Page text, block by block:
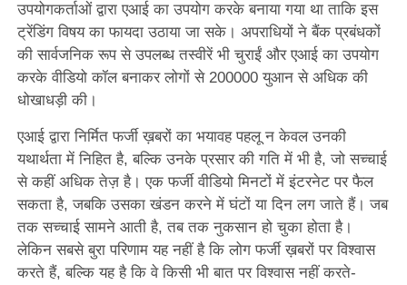
उपयोगकर्ताओं द्वारा एआई का उपयोग करके बनाया गया था ताकि इस
ट्रेंडिंग विषय का फायदा उठाया जा सके। अपराधियों ने बैंक प्रबंधकों
की सार्वजनिक रूप से उपलब्ध तस्वीरें भी चुराईं और एआई का उपयोग
करके वीडियो कॉल बनाकर लोगों से 200000 युआन से अधिक की
धोखाधड़ी की।
एआई द्वारा निर्मित फर्जी ख़बरों का भयावह पहलू न केवल उनकी
यथार्थता में निहित है, बल्कि उनके प्रसार की गति में भी है, जो सच्चाई
से कहीं अधिक तेज़ है। एक फर्जी वीडियो मिनटों में इंटरनेट पर फैल
सकता है, जबकि उसका खंडन करने में घंटों या दिन लग जाते हैं। जब
तक सच्चाई सामने आती है, तब तक नुकसान हो चुका होता है।
लेकिन सबसे बुरा परिणाम यह नहीं है कि लोग फर्जी ख़बरों पर विश्वास
करते हैं, बल्कि यह है कि वे किसी भी बात पर विश्वास नहीं करते-